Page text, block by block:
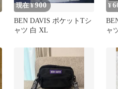
現在 ¥900
BEN DAVIS ポケットTシ
ャツ 白 XL
¥
ャ